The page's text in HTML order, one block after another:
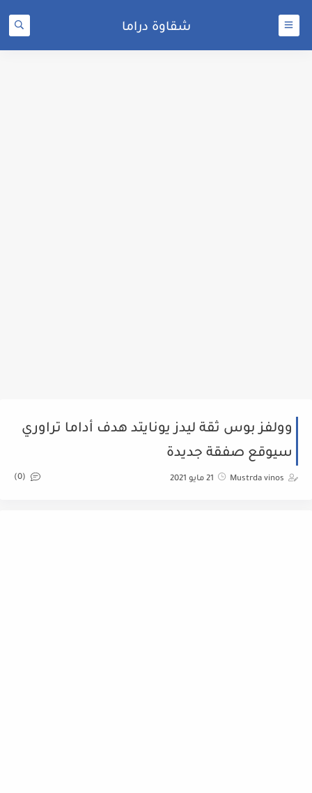
شقاوة دراما
وولفز بوس ثقة ليدز يونايتد هدف أداما تراوري
سيوقع صفقة جديدة
Mustrda vinos 21 مايو 2021 (0)